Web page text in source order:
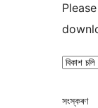
মেটা
সংস্কৰণ